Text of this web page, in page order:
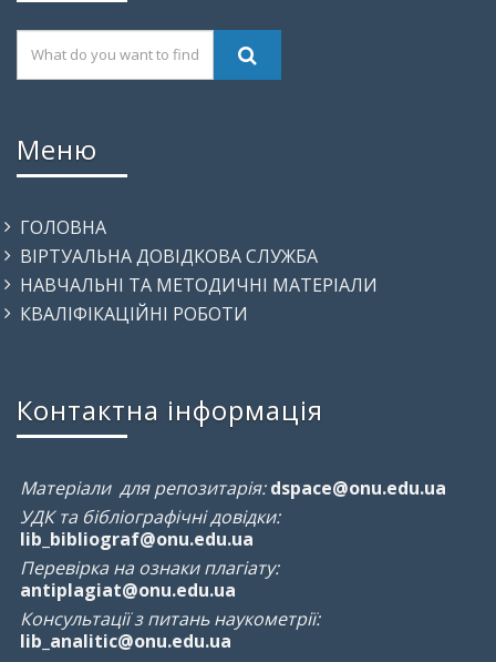
Меню
ГОЛОВНА
ВІРТУАЛЬНА ДОВІДКОВА СЛУЖБА
НАВЧАЛЬНІ ТА МЕТОДИЧНІ МАТЕРІАЛИ
КВАЛІФІКАЦІЙНІ РОБОТИ
Контактна інформація
Матеріали для репозитарія: dspace@onu.edu.ua
УДК та бібліографічні довідки:
lib_bibliograf@onu.edu.ua
Перевірка на ознаки плагіату:
antiplagiat@onu.edu.ua
Консультації з питань наукометрії:
lib_analitic@onu.edu.ua